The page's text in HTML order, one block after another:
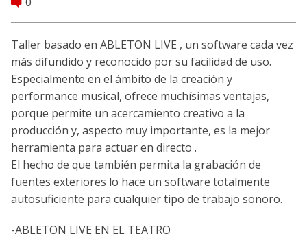
Entrar
Crear Cuenta
Taller basado en ABLETON LIVE , un software cada vez
más difundido y reconocido por su facilidad de uso.
Especialmente en el ámbito de la creación y
performance musical, ofrece muchísimas ventajas,
porque permite un acercamiento creativo a la
producción y, aspecto muy importante, es la mejor
herramienta para actuar en directo .
El hecho de que también permita la grabación de
fuentes exteriores lo hace un software totalmente
autosuficiente para cualquier tipo de trabajo sonoro.
-ABLETON LIVE EN EL TEATRO